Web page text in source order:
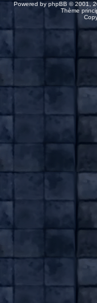
Powered by phpBB © 2001,
Thème